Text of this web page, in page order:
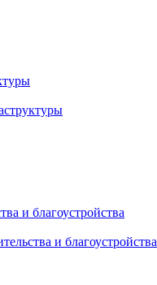
и благоустройства
и благоустройства